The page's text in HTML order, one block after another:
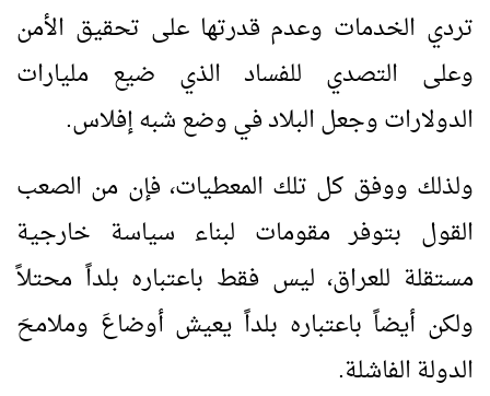
تردي الخدمات وعدم قدرتها على تحقيق الأمن
وعلى التصدي للفساد الذي ضيع مليارات
الدولارات وجعل البلاد في وضع شبه إفلاس.
ولذلك ووفق كل تلك المعطيات، فإن من الصعب
القول بتوفر مقومات لبناء سياسة خارجية
مستقلة للعراق، ليس فقط باعتباره بلداً محتلاً
ولكن أيضاً باعتباره بلداً يعيش أوضاعَ وملامحَ
الدولة الفاشلة.